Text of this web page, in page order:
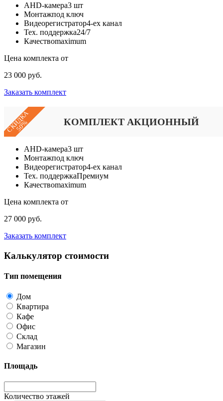
AHD-камера3 шт
Монтажпод ключ
Видеорегистратор4-ех канал
Тех. поддержка24/7
Качествоmaximum
Цена комплекта от
23 000 руб.
Заказать комплект
СКИДКА
50% КОМПЛЕКТ АКЦИОННЫЙ
AHD-камера3 шт
Монтажпод ключ
Видеорегистратор4-ех канал
Тех. поддержкаПремиум
Качествоmaximum
Цена комплекта от
27 000 руб.
Заказать комплект
Калькулятор стоимости
Тип помещения
Дом
Квартира
Кафе
Офис
Склад
Магазин
Площадь
Количество этажей